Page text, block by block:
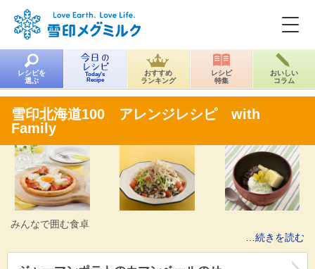
レシピを
選ぶ
Today's
Recipe
おすすめ
ランキング
レシピ
特集
おいしい
コラム
雪印北海道100 アレンジレシピ with
Family
みんなで囲む食卓
…続きを読む